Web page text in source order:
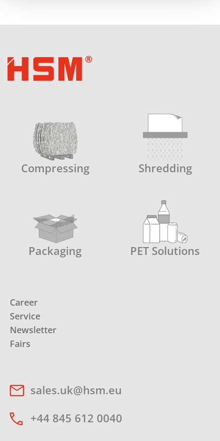
Compressing Shredding
Packaging PET Solutions
Career
Service
Newsletter
Fairs
sales.uk@hsm.eu
+44 845 612 0040